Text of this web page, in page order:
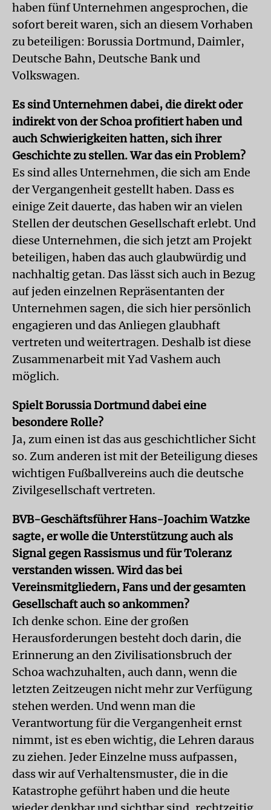
haben fünf Unternehmen angesprochen, die
sofort bereit waren, sich an diesem Vorhaben
zu beteiligen: Borussia Dortmund, Daimler,
Deutsche Bahn, Deutsche Bank und
Volkswagen.
Es sind Unternehmen dabei, die direkt oder
indirekt von der Schoa profitiert haben und
auch Schwierigkeiten hatten, sich ihrer
Geschichte zu stellen. War das ein Problem?
Es sind alles Unternehmen, die sich am Ende
der Vergangenheit gestellt haben. Dass es
einige Zeit dauerte, das haben wir an vielen
Stellen der deutschen Gesellschaft erlebt. Und
diese Unternehmen, die sich jetzt am Projekt
beteiligen, haben das auch glaubwürdig und
nachhaltig getan. Das lässt sich auch in Bezug
auf jeden einzelnen Repräsentanten der
Unternehmen sagen, die sich hier persönlich
engagieren und das Anliegen glaubhaft
vertreten und weitertragen. Deshalb ist diese
Zusammenarbeit mit Yad Vashem auch
möglich.
Spielt Borussia Dortmund dabei eine
besondere Rolle?
Ja, zum einen ist das aus geschichtlicher Sicht
so. Zum anderen ist mit der Beteiligung dieses
wichtigen Fußballvereins auch die deutsche
Zivilgesellschaft vertreten.
BVB-Geschäftsführer Hans-Joachim Watzke
sagte, er wolle die Unterstützung auch als
Signal gegen Rassismus und für Toleranz
verstanden wissen. Wird das bei
Vereinsmitgliedern, Fans und der gesamten
Gesellschaft auch so ankommen?
Ich denke schon. Eine der großen
Herausforderungen besteht doch darin, die
Erinnerung an den Zivilisationsbruch der
Schoa wachzuhalten, auch dann, wenn die
letzten Zeitzeugen nicht mehr zur Verfügung
stehen werden. Und wenn man die
Verantwortung für die Vergangenheit ernst
nimmt, ist es eben wichtig, die Lehren daraus
zu ziehen. Jeder Einzelne muss aufpassen,
dass wir auf Verhaltensmuster, die in die
Katastrophe geführt haben und die heute